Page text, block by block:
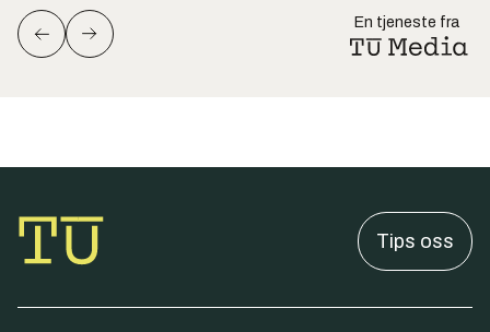
En tjeneste fra
Tips oss